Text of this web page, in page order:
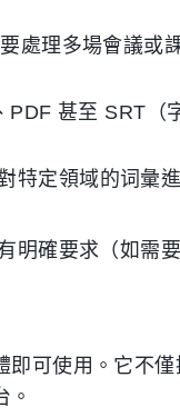
處理多場會議或
PDF 甚至 SRT（
特定領域的词彙
明確要求（如需
可使用。它不
。